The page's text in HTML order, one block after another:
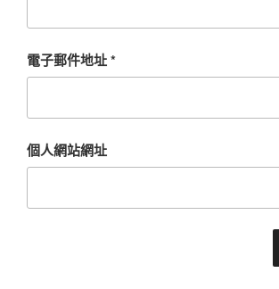
電子郵件地址*
個人網站網址